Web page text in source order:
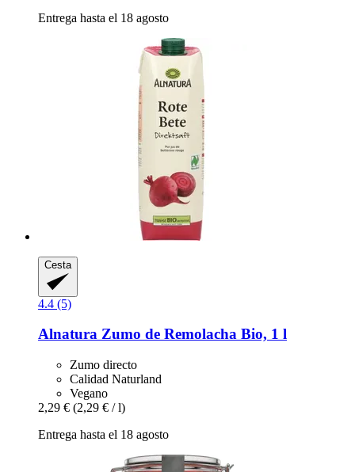
Entrega hasta el 18 agosto
Cesta
4.4 (5)
Alnatura Zumo de Remolacha Bio, 1 l
Zumo directo
Calidad Naturland
Vegano
2,29 € (2,29 € / l)
Entrega hasta el 18 agosto